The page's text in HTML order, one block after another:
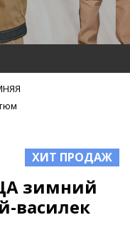
зимний
василек
ХИТ ПРОДАЖ